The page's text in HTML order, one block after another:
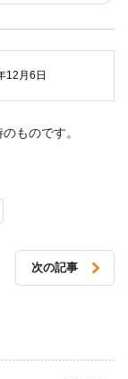
12月6日
ものです。
次の記事